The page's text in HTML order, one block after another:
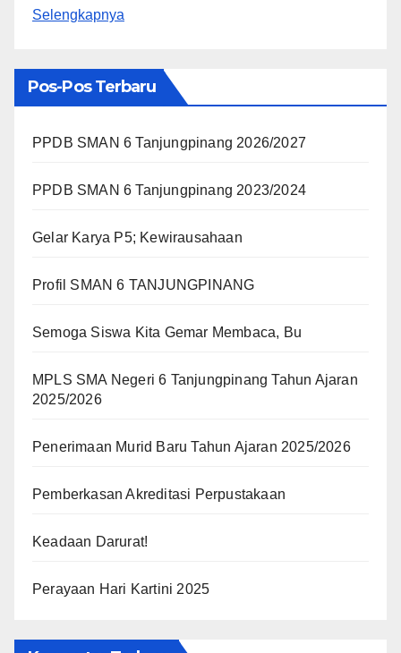
Selengkapnya
Pos-Pos Terbaru
PPDB SMAN 6 Tanjungpinang 2026/2027
PPDB SMAN 6 Tanjungpinang 2023/2024
Gelar Karya P5; Kewirausahaan
Profil SMAN 6 TANJUNGPINANG
Semoga Siswa Kita Gemar Membaca, Bu
MPLS SMA Negeri 6 Tanjungpinang Tahun Ajaran
2025/2026
Penerimaan Murid Baru Tahun Ajaran 2025/2026
Pemberkasan Akreditasi Perpustakaan
Keadaan Darurat!
Perayaan Hari Kartini 2025